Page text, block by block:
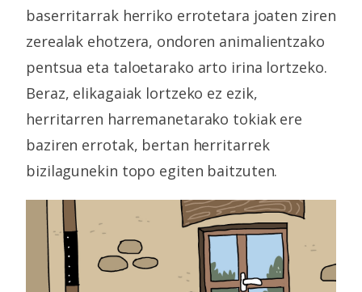
baserritarrak herriko errotetara joaten ziren
zerealak ehotzera, ondoren animalientzako
pentsua eta taloetarako arto irina lortzeko.
Beraz, elikagaiak lortzeko ez ezik,
herritarren harremanetarako tokiak ere
baziren errotak, bertan herritarrek
bizilagunekin topo egiten baitzuten.